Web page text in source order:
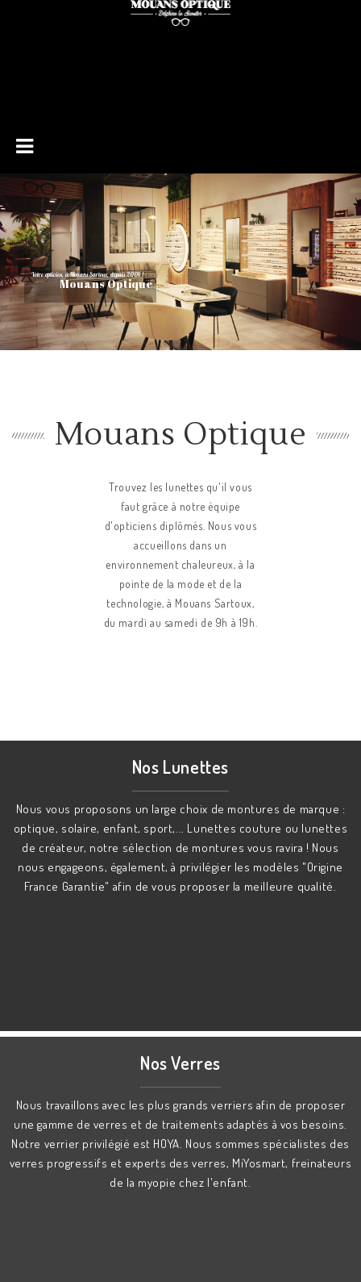
Mouans Optique
Votre opticien, à Mouans Sartoux, depuis 2004 !
Mouans Optique
Trouvez les lunettes qu'il vous
faut grâce à notre équipe
d'opticiens diplômés. Nous vous
accueillons dans un
environnement chaleureux, à la
pointe de la mode et de la
technologie, à Mouans Sartoux,
du mardi au samedi de 9h à 19h.
Nos Lunettes
Nous vous proposons un large choix de montures de marque :
optique, solaire, enfant, sport,... Lunettes couture ou lunettes
de créateur, notre sélection de montures vous ravira ! Nous
nous engageons, également, à privilégier les modèles "Origine
France Garantie" afin de vous proposer la meilleure qualité.
Nos Verres
Nous travaillons avec les plus grands verriers afin de proposer
une gamme de verres et de traitements adaptés à vos besoins.
Notre verrier privilégié est HOYA. Nous sommes spécialistes des
verres progressifs et experts des verres, MiYosmart, freinateurs
de la myopie chez l'enfant.